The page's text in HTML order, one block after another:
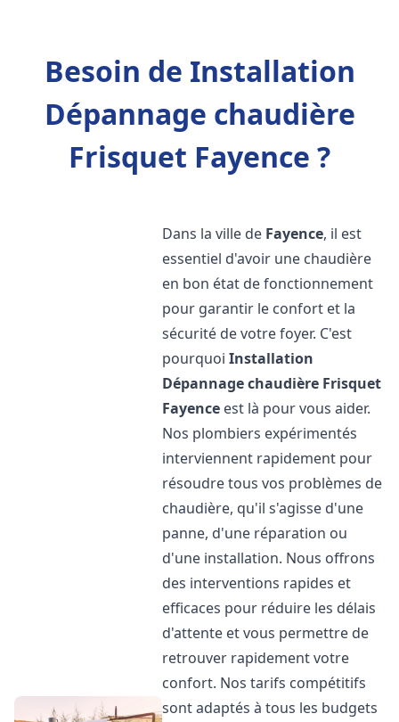
Besoin de Installation
Dépannage chaudière
Frisquet Fayence ?
Dans la ville de Fayence, il est
essentiel d'avoir une chaudière
en bon état de fonctionnement
pour garantir le confort et la
sécurité de votre foyer. C'est
pourquoiInstallation
Dépannage chaudière Frisquet
Fayence est là pour vous aider.
Nos plombiers expérimentés
interviennent rapidement pour
résoudre tous vos problèmes de
chaudière, qu'il s'agisse d'une
panne, d'une réparation ou
d'une installation. Nous offrons
des interventions rapides et
efficaces pour réduire les délais
d'attente et vous permettre de
retrouver rapidement votre
confort. Nos tarifs compétitifs
sont adaptés à tous les budgets